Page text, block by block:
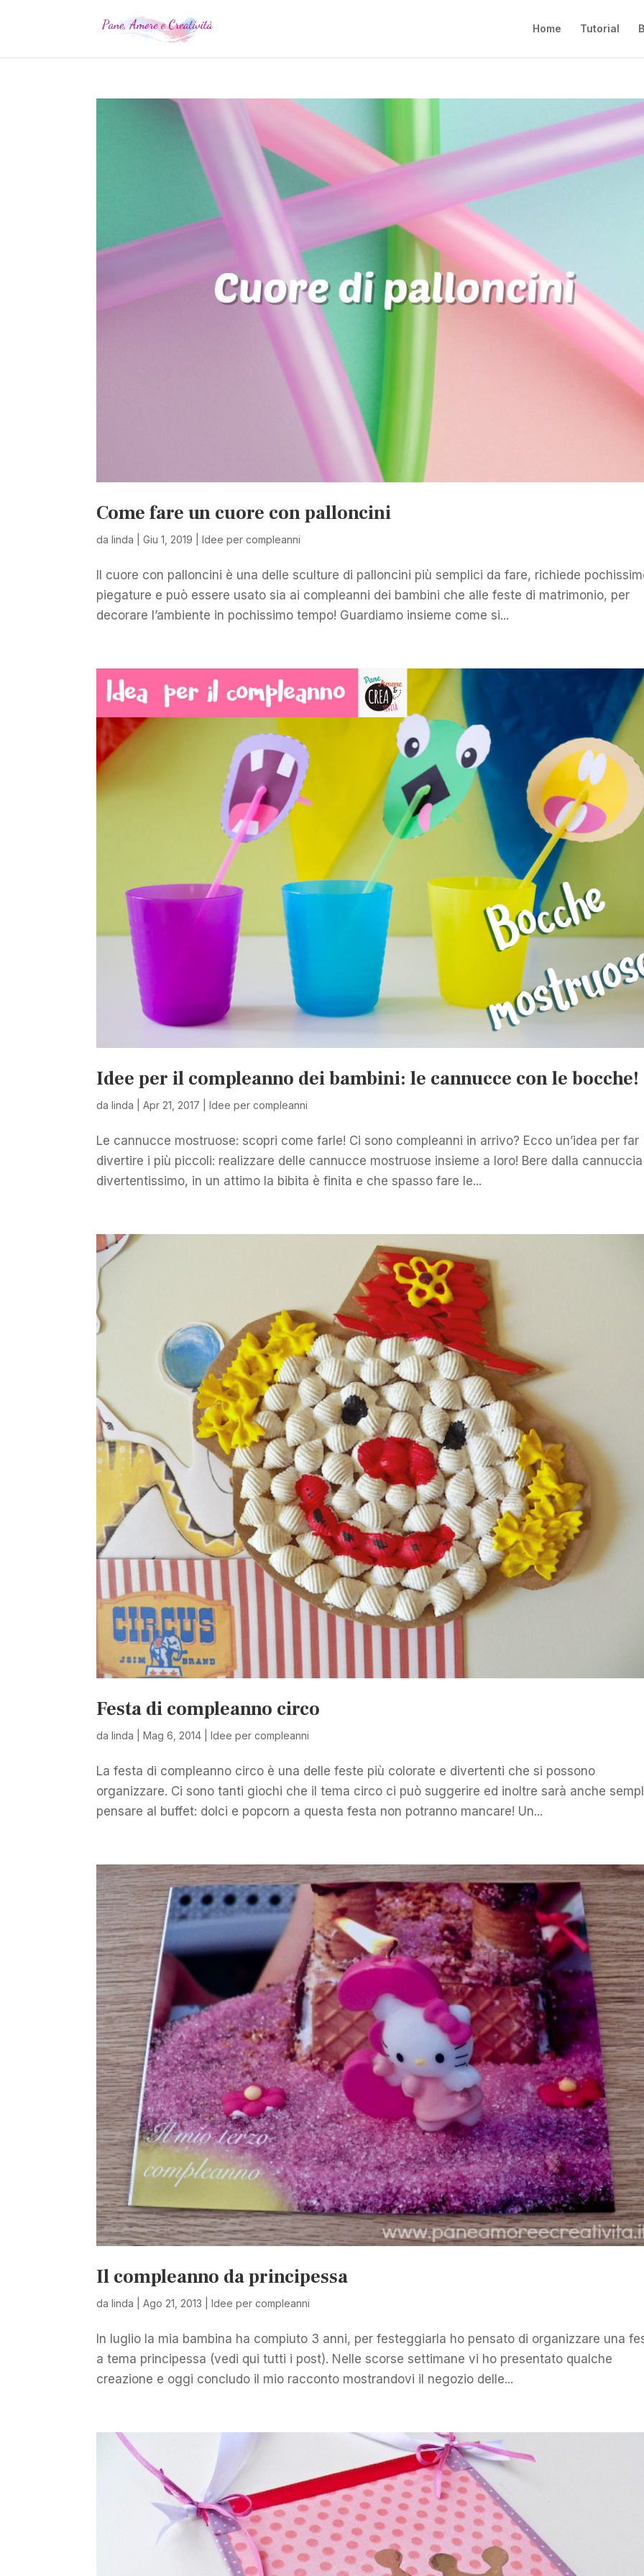
Home Tutorial
Come fare un cuore con palloncini
dalinda |Giu 1, 2019 |Idee per compleanni
Il cuore con palloncini è una delle sculture di palloncini più semplici da fare, richiede
piegature e può essere usato sia ai compleanni dei bambini che alle feste di matrimonio, per
decorare l’ambiente in pochissimo tempo! Guardiamo insieme come si...
Idee per il compleanno dei bambini: le cannucce con le bocche!
dalinda |Apr 21, 2017 |Idee per compleanni
Le cannucce mostruose: scopri come farle! Ci sono compleanni in arrivo? Ecco un’idea per far
divertire i più piccoli: realizzare delle cannucce mostruose insieme a loro! Bere dalla
divertentissimo, in un attimo la bibita è finita e che spasso fare le...
Festa di compleanno circo
dalinda |Mag 6, 2014 |Idee per compleanni
La festa di compleanno circo è una delle feste più colorate e divertenti che si possono
organizzare. Ci sono tanti giochi che il tema circo ci può suggerire ed inoltre sarà anche
pensare al buffet: dolci e popcorn a questa festa non potranno mancare! Un...
Il compleanno da principessa
dalinda |Ago 21, 2013 |Idee per compleanni
In luglio la mia bambina ha compiuto 3 anni, per festeggiarla ho pensato di organizzare una
a tema principessa (vedi qui tutti i post). Nelle scorse settimane vi ho presentato qualche
creazione e oggi concludo il mio racconto mostrandovi il negozio delle...